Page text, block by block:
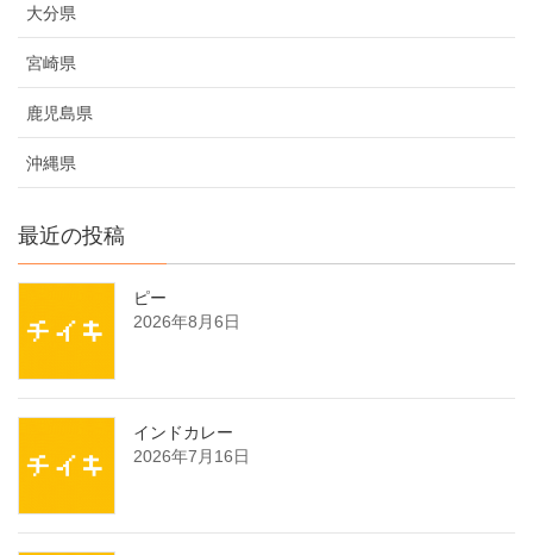
大分県
宮崎県
鹿児島県
沖縄県
最近の投稿
ピー
2026年8月6日
インドカレー
2026年7月16日